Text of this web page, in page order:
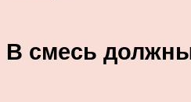
В смесь